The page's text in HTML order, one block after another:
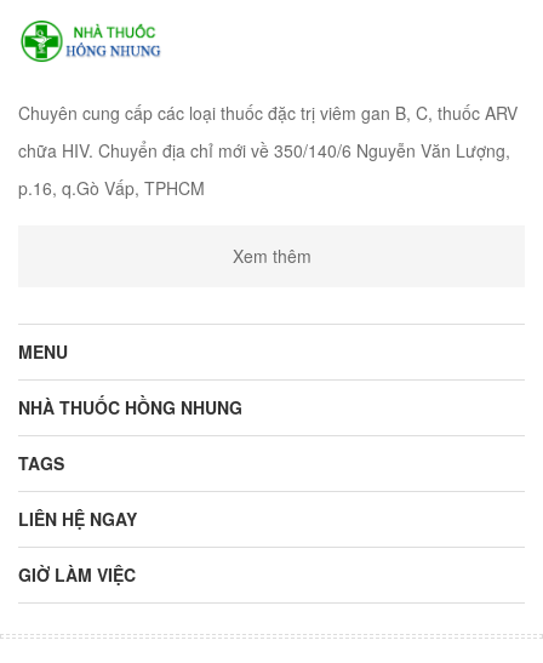
Chuyên cung cấp các loại thuốc đặc trị viêm gan B, C, thuốc ARV
chữa HIV. Chuyển địa chỉ mới về 350/140/6 Nguyễn Văn Lượng,
p.16, q.Gò Vấp, TPHCM
Xem thêm
MENU
NHÀ THUỐC HỒNG NHUNG
TAGS
LIÊN HỆ NGAY
GIỜ LÀM VIỆC